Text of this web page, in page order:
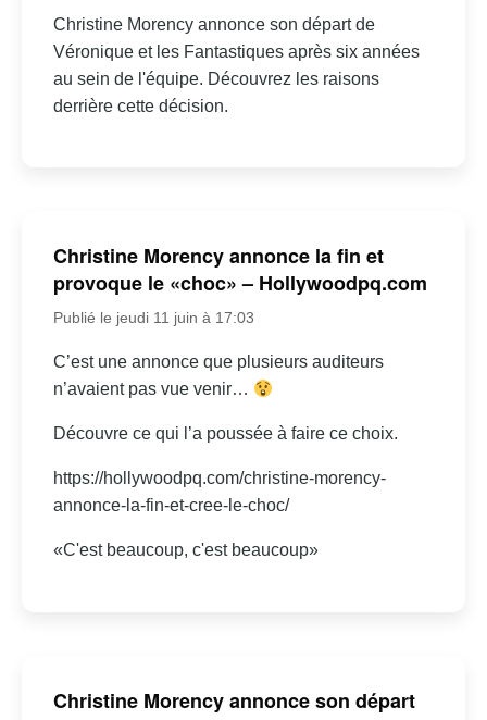
Christine Morency annonce son départ de
Véronique et les Fantastiques après six années
au sein de l'équipe. Découvrez les raisons
derrière cette décision.
Christine Morency annonce la fin et
provoque le «choc» – Hollywoodpq.com
Publié le jeudi 11 juin à 17:03
C’est une annonce que plusieurs auditeurs
n’avaient pas vue venir…
Découvre ce qui l’a poussée à faire ce choix.
https://hollywoodpq.com/christine-morency-
annonce-la-fin-et-cree-le-choc/
«C'est beaucoup, c'est beaucoup»
Christine Morency annonce son départ